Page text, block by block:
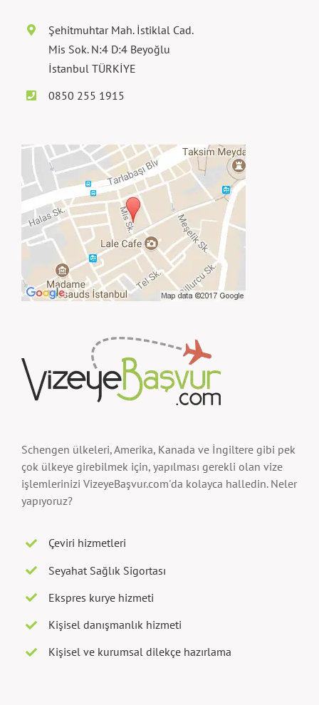
Şehitmuhtar Mah. İstiklal Cad.
Mis Sok. N:4 D:4 Beyoğlu
İstanbul TÜRKİYE
0850 255 1915
Schengen ülkeleri, Amerika, Kanada ve İngiltere gibi pek
çok ülkeye girebilmek için, yapılması gerekli olan vize
işlemlerinizi VizeyeBaşvur.com'da kolayca halledin. Neler
yapıyoruz?
Çeviri hizmetleri
Seyahat Sağlık Sigortası
Ekspres kurye hizmeti
Kişisel danışmanlık hizmeti
Kişisel ve kurumsal dilekçe hazırlama